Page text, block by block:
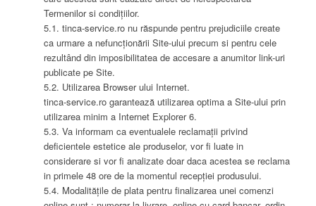
Termenilor si condițiilor.
5.1. tinca-service.ro nu răspunde pentru prejudiciile create
ca urmare a nefuncționării Site-ului precum si pentru cele
rezultând din imposibilitatea de accesare a anumitor link-uri
publicate pe Site.
5.2. Utilizarea Browser ului Internet.
tinca-service.ro garantează utilizarea optima a Site-ului prin
utilizarea minim a Internet Explorer 6.
5.3. Va informam ca eventualele reclamații privind
deficientele estetice ale produselor, vor fi luate in
considerare si vor fi analizate doar daca acestea se reclama
in primele 48 ore de la momentul recepției produsului.
5.4. Modalitățile de plata pentru finalizarea unei comenzi